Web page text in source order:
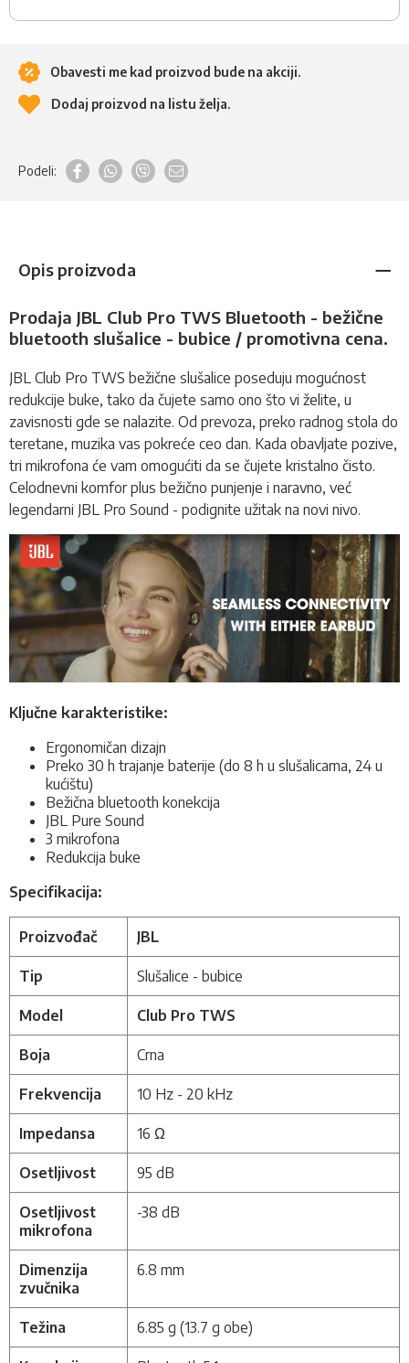
Obavesti me kad proizvod bude na akciji.
Dodaj proizvod na listu želja.
Podeli:
Opis proizvoda
Prodaja JBL Club Pro TWS Bluetooth - bežične
bluetooth slušalice - bubice / promotivna cena.
JBL Club Pro TWS bežične slušalice poseduju mogućnost
redukcije buke, tako da čujete samo ono što vi želite, u
zavisnosti gde se nalazite. Od prevoza, preko radnog stola do
teretane, muzika vas pokreće ceo dan. Kada obavljate pozive,
tri mikrofona će vam omogućiti da se čujete kristalno čisto.
Celodnevni komfor plus bežično punjenje i naravno, već
legendarni JBL Pro Sound - podignite užitak na novi nivo.
Ključne karakteristike:
Ergonomičan dizajn
Preko 30 h trajanje baterije (do 8 h u slušalicama, 24 u
kućištu)
Bežična bluetooth konekcija
JBL Pure Sound
3 mikrofona
Redukcija buke
Specifikacija:
Proizvođač JBL
Tip Slušalice - bubice
Model Club Pro TWS
Boja Crna
Frekvencija 10 Hz - 20 kHz
Impedansa 16 Ω
Osetljivost 95 dB
Osetljivost
mikrofona
-38 dB
Dimenzija
zvučnika
6.8 mm
Težina 6.85 g (13.7 g obe)